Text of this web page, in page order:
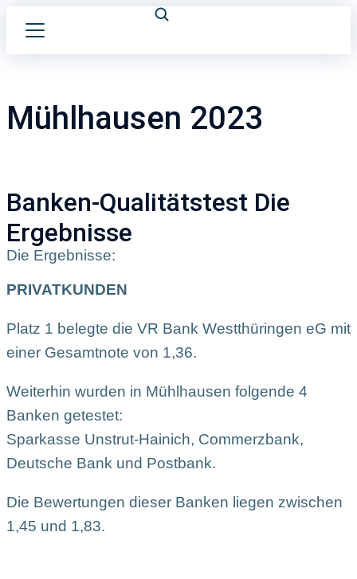
Mühlhausen 2023
Banken-Qualitätstest Die
Ergebnisse
Die Ergebnisse:
PRIVATKUNDEN
Platz 1 belegte die VR Bank Westthüringen eG mit
einer Gesamtnote von 1,36.
Weiterhin wurden in Mühlhausen folgende 4
Banken getestet:
Sparkasse Unstrut-Hainich, Commerzbank,
Deutsche Bank und Postbank.
Die Bewertungen dieser Banken liegen zwischen
1,45 und 1,83.